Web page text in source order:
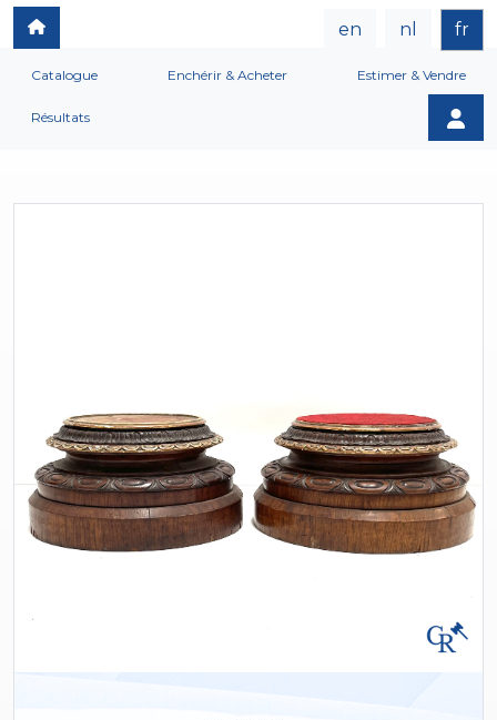
en nl fr
Catalogue Enchérir & Acheter Estimer & Vendre
Résultats